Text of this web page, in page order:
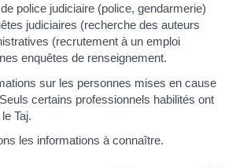
police judiciaire (police, gendarmerie)
judiciaires (recherche des auteurs
(recrutement à un emploi
enquêtes de renseignement.
sur les personnes mises en cause
certains professionnels habilités ont
Taj.
les informations à connaître.